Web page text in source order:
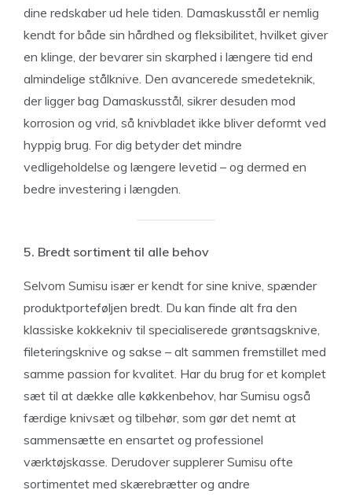
dine redskaber ud hele tiden. Damaskusstål er nemlig
kendt for både sin hårdhed og fleksibilitet, hvilket giver
en klinge, der bevarer sin skarphed i længere tid end
almindelige stålknive. Den avancerede smedeteknik,
der ligger bag Damaskusstål, sikrer desuden mod
korrosion og vrid, så knivbladet ikke bliver deformt ved
hyppig brug. For dig betyder det mindre
vedligeholdelse og længere levetid – og dermed en
bedre investering i længden.
5. Bredt sortiment til alle behov
Selvom Sumisu især er kendt for sine knive, spænder
produktporteføljen bredt. Du kan finde alt fra den
klassiske kokkekniv til specialiserede grøntsagsknive,
fileteringsknive og sakse – alt sammen fremstillet med
samme passion for kvalitet. Har du brug for et komplet
sæt til at dække alle køkkenbehov, har Sumisu også
færdige knivsæt og tilbehør, som gør det nemt at
sammensætte en ensartet og professionel
værktøjskasse. Derudover supplerer Sumisu ofte
sortimentet med skærebrætter og andre